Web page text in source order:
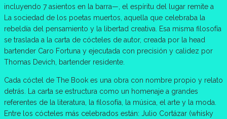
incluyendo 7 asientos en la barra—, el espíritu del lugar remite a
La sociedad de los poetas muertos, aquella que celebraba la
rebeldía del pensamiento y la libertad creativa. Esa misma filosofía
se traslada a la carta de cócteles de autor, creada por la head
bartender Caro Fortuna y ejecutada con precisión y calidez por
Thomas Devich, bartender residente.
Cada cóctel de The Book es una obra con nombre propio y relato
detrás. La carta se estructura como un homenaje a grandes
referentes de la literatura, la filosofía, la música, el arte y la moda.
Entre los cócteles más celebrados están: Julio Cortázar (whisky